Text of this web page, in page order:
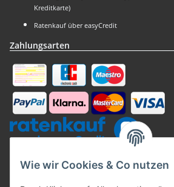
Kreditkarte)
Ratenkauf über easyCredit
Zahlungsarten
Wie wir Cookies & Co nutzen